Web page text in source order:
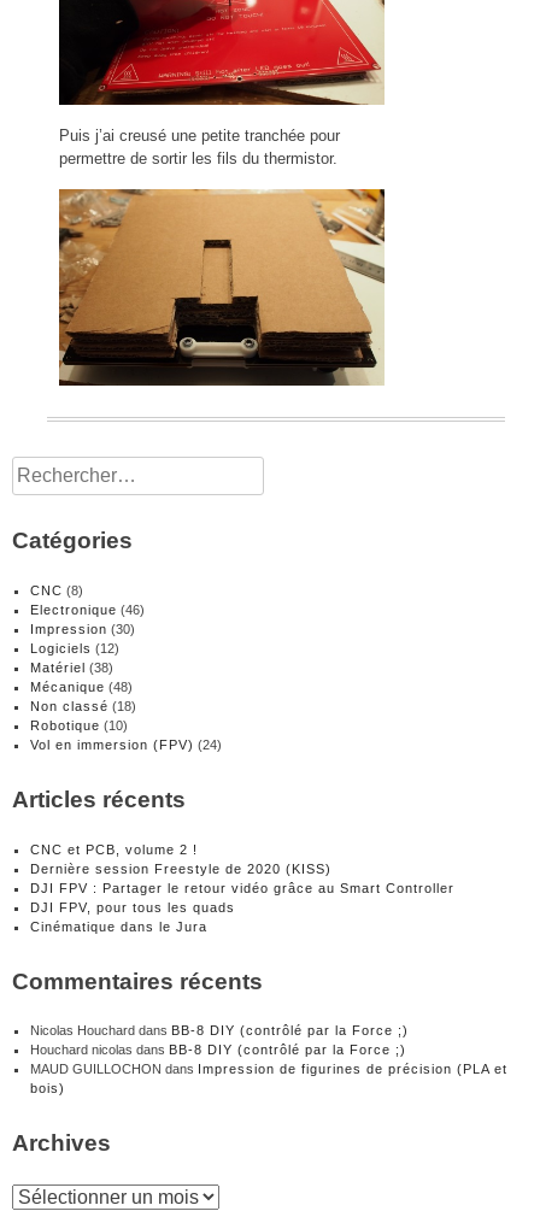
Puis j’ai creusé une petite tranchée pour
permettre de sortir les fils du thermistor.
Rechercher :
Catégories
CNC (8)
Electronique (46)
Impression (30)
Logiciels (12)
Matériel (38)
Mécanique (48)
Non classé (18)
Robotique (10)
Vol en immersion (FPV) (24)
Articles récents
CNC et PCB, volume 2 !
Dernière session Freestyle de 2020 (KISS)
DJI FPV : Partager le retour vidéo grâce au Smart Controller
DJI FPV, pour tous les quads
Cinématique dans le Jura
Commentaires récents
Nicolas Houchard dans BB-8 DIY (contrôlé par la Force ;)
Houchard nicolas dans BB-8 DIY (contrôlé par la Force ;)
MAUD GUILLOCHON dans
Impression de figurines de précision (PLA et
bois)
Archives
Archives